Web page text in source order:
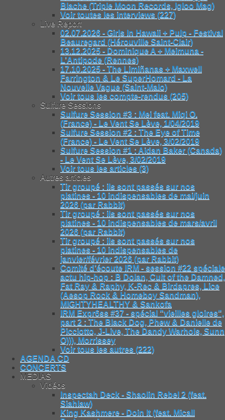
Blache (Triple Moon Records, Igloo Mag)
Voir toutes les interviews (227)
Live Report
02.07.2026 - Girls In Hawaii + Pulp - Festival
Beauregard (Hérouville Saint-Clair)
13.12.2025 - Dominique A + Meimuna -
L’Antipode (Rennes)
17.10.2025 - The Limiñanas + Maxwell
Farrington & Le SuperHomard - La
Nouvelle Vague (Saint-Malo)
Voir tous les compte-rendus (205)
Sulfure Sessions
Sulfure Session #3 : Mei feat. Miqi O.
(France) - Le Vent Se Lève, 1/04/2019
Sulfure Session #2 : The Eye of Time
(France) - Le Vent Se Lève, 3/02/2019
Sulfure Session #1 : Aidan Baker (Canada)
- Le Vent Se Lève, 3/02/2019
Voir tous les articles (3)
Autres articles
Tir groupé : ils sont passés sur nos
platines - 10 indispensables de mai/juin
2026 (par Rabbit)
Tir groupé : ils sont passés sur nos
platines - 10 indispensables de mars/avril
2026 (par Rabbit)
Tir groupé : ils sont passés sur nos
platines - 10 indispensables de
janvier/février 2026 (par Rabbit)
Comité d’écoute IRM - session #22 spéciale
actu hip-hop : B Dolan, Cult of the Damned,
Fat Ray & Raphy, K-Rec & Birdapres, Lice
(Aesop Rock & Homeboy Sandman),
MIGHTYHEALTHY & Sankofa
IRM Expr6ss #37 - spécial "vieilles gloires",
part 2 : The Black Dog, Phew & Danielle de
Picciotto, J-Live, The Dandy Warhols, Sunn
O))), Morrissey
Voir tous les autres (222)
AGENDA CD
CONCERTS
MEDIAS
Vidéos
Inspectah Deck - Shaolin Rebel 2 (feat.
Siahlaw)
King Kashmere - Doin It (feat. Micall